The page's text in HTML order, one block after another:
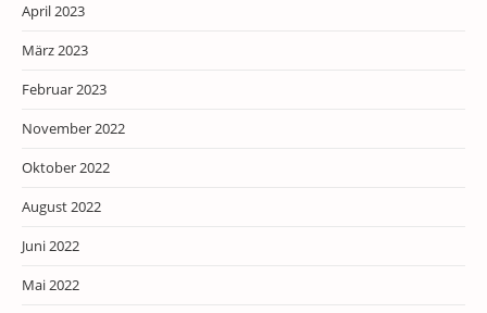
April 2023
März 2023
Februar 2023
November 2022
Oktober 2022
August 2022
Juni 2022
Mai 2022